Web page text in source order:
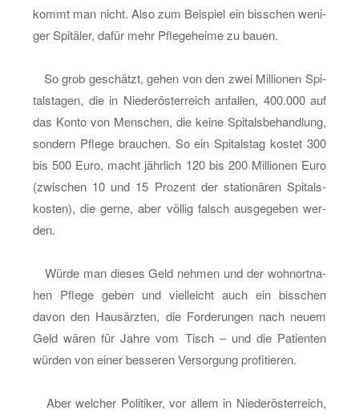
kommt man nicht. Also zum Bei­spiel ein biss­chen we­ni­
ger Spi­tä­ler, dafür mehr Pfle­ge­hei­me zu bauen.
So grob ge­schätzt, gehen von den zwei Mil­lio­nen Spi­
tals­ta­gen, die in Nie­der­ös­ter­reich an­fal­len, 400.000 auf
das Konto von Men­schen, die keine Spi­tals­be­hand­lung,
son­dern Pfle­ge brau­chen. So ein Spi­tals­tag kos­tet 300
bis 500 Euro, macht jähr­lich 120 bis 200 Mil­lio­nen Euro
(zwi­schen 10 und 15 Pro­zent der sta­tio­nä­ren Spi­tals­
kos­ten), die gerne, aber völ­lig falsch aus­ge­ge­ben wer­
den.
Würde man die­ses Geld neh­men und der wohn­ort­na­
hen Pfle­ge geben und viel­leicht auch ein biss­chen
davon den Haus­ärz­ten, die For­de­run­gen nach neuem
Geld wären für Jahre vom Tisch – und die Pa­ti­en­ten
wür­den von einer bes­se­ren Ver­sor­gung pro­fi­tie­ren.
Aber wel­cher Po­li­ti­ker, vor allem in Nie­der­ös­ter­reich,